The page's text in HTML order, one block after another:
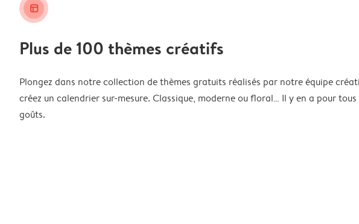
layout_alt
Plus de 100 thèmes créatifs
Plongez dans notre collection de thèmes gratuits réalisés par notre équipe
créez un calendrier sur-mesure. Classique, moderne ou floral… Il y en a pour tous
goûts.